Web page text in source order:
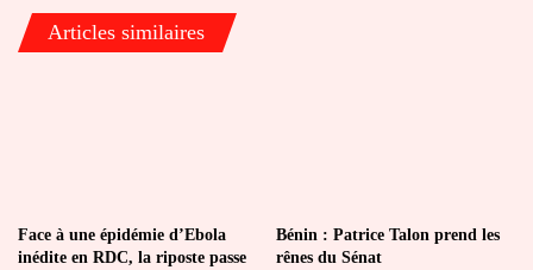
Articles similaires
Face à une épidémie d’Ebola
inédite en RDC, la riposte passe
Bénin : Patrice Talon prend les
rênes du Sénat